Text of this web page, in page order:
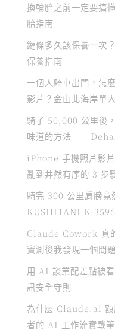
換輪胎之前一定要搞
胎指南
鏈條多久該保養一次
保養指南
一個人騎車出門，怎
影片？金山北海岸單
騎了 50,000 公里後
味道的方法 ──
iPhone 手機照片影
亂到井然有序的 3 步
騎完 300 公里肩膀竟
KUSHITANI K-
Claude Cowork 真
實測後我發現一個問
用 AI 談業配差點被
訊安全守則
為什麼 Claude.ai 額
者的 AI 工作流實戰